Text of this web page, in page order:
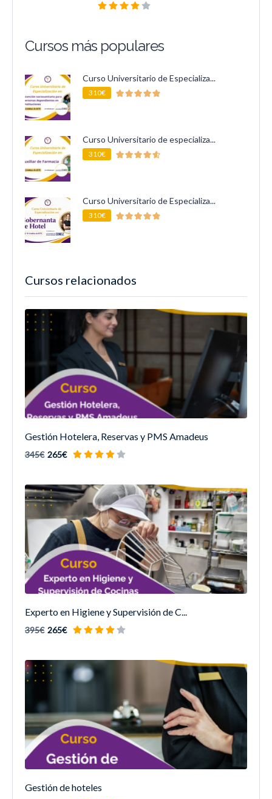
Cursos relacionados
Gestión Hotelera, Reservas y PMS Amadeus
345€ 265€
Experto en Higiene y Supervisión de C...
395€ 265€
Gestión de hoteles
Cursos más populares
Curso Universitario de Especializa...
310€
Curso Universitario de especializa...
310€
Curso Universitario de Especializa...
310€